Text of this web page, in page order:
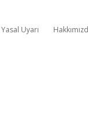
Yasal Uyarı